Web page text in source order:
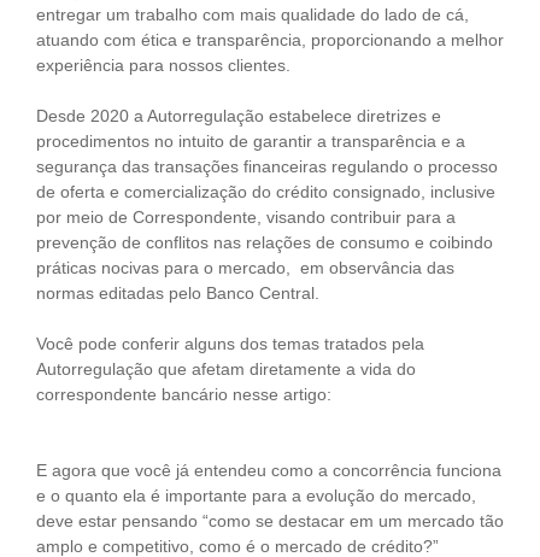
entregar um trabalho com mais qualidade do lado de cá,
atuando com ética e transparência, proporcionando a melhor
experiência para nossos clientes.
Desde 2020 a Autorregulação estabelece diretrizes e
procedimentos no intuito de garantir a transparência e a
segurança das transações financeiras regulando o processo
de oferta e comercialização do crédito consignado, inclusive
por meio de Correspondente, visando contribuir para a
prevenção de conflitos nas relações de consumo e coibindo
práticas nocivas para o mercado, em observância das
normas editadas pelo Banco Central.
Você pode conferir alguns dos temas tratados pela
Autorregulação que afetam diretamente a vida do
correspondente bancário nesse artigo:
E agora que você já entendeu como a concorrência funciona
e o quanto ela é importante para a evolução do mercado,
deve estar pensando “como se destacar em um mercado tão
amplo e competitivo, como é o mercado de crédito?”